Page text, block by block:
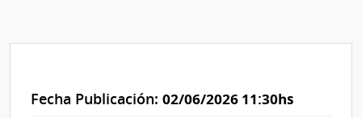
Fecha Publicación: 02/06/2026 11:30hs